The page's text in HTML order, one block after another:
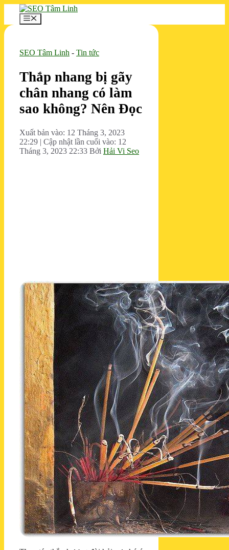
Chuyển
nội
dung
Menu
SEO Tâm Linh - Tin tức
Thắp nhang bị gãy
chân nhang có làm
sao không? Nên Đọc
Xuất bản vào: 12 Tháng 3, 2023
22:29 | Cập nhật lần cuối vào: 12
Tháng 3, 2023 22:33 Bởi Hải Vi Seo